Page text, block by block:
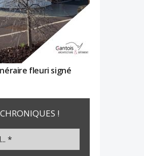
fleuri signé
!